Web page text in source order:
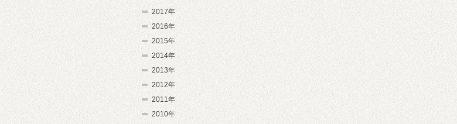
2017年
2016年
2015年
2014年
2013年
2012年
2011年
2010年